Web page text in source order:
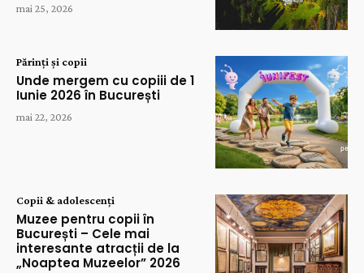
mai 25, 2026
Părinți și copii
Unde mergem cu copiii de 1
Iunie 2026 în București
mai 22, 2026
Copii & adolescenți
Muzee pentru copii în
București – Cele mai
interesante atracții de la
„Noaptea Muzeelor” 2026